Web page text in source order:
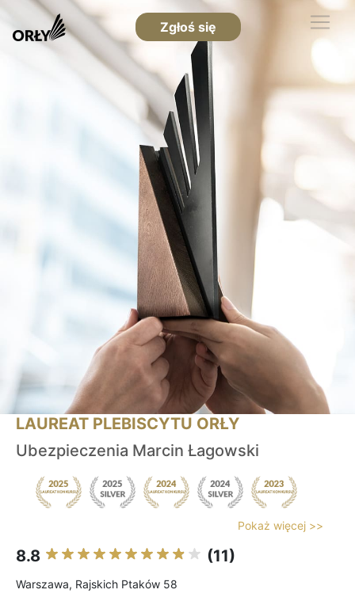
Zgłoś się
LAUREAT PLEBISCYTU ORŁY
Ubezpieczenia Marcin Łagowski
Pokaż więcej >>
8.8 (11)
Warszawa, Rajskich Ptaków 58